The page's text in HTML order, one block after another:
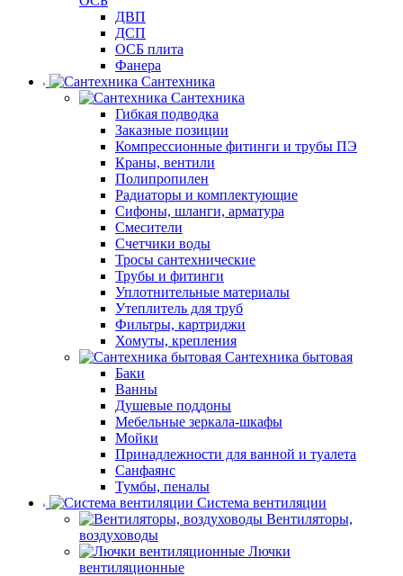
ДВП
ДСП
ОСБ плита
Фанера
Сантехника
Сантехника
Гибкая подводка
Заказные позиции
Компрессионные фитинги и трубы ПЭ
Краны, вентили
Полипропилен
Радиаторы и комплектующие
Сифоны, шланги, арматура
Смесители
Счетчики воды
Тросы сантехнические
Трубы и фитинги
Уплотнительные материалы
Утеплитель для труб
Фильтры, картриджи
Хомуты, крепления
Сантехника бытовая
Баки
Ванны
Душевые поддоны
Мебельные зеркала-шкафы
Мойки
Принадлежности для ванной и туалета
Санфаянс
Тумбы, пеналы
Система вентиляции
Вентиляторы,
воздуховоды
Лючки
вентиляционные